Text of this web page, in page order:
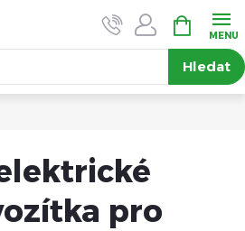
Hledat
NÁKUPNÍ
KOŠÍK
pro